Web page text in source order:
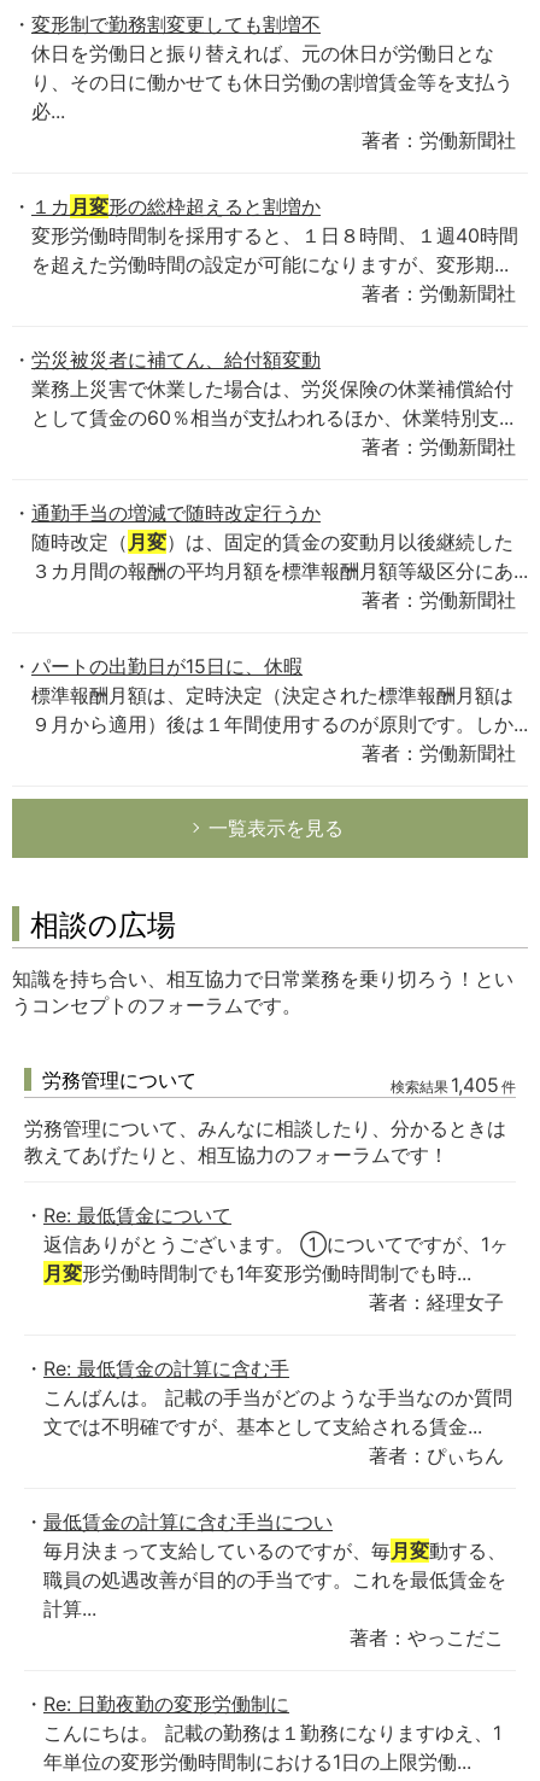
変形制で勤務割変更しても割増不
休日を労働日と振り替えれば、元の休日が労働日とな
り、その日に働かせても休日労働の割増賃金等を支払う
必...
著者：労働新聞社
１カ 月変形の総枠超えると割増か
変形労働時間制を採用すると、１日８時間、１週40時間
を超えた労働時間の設定が可能になりますが、変形期...
著者：労働新聞社
労災被災者に補てん、給付額変動
業務上災害で休業した場合は、労災保険の休業補償給付
として賃金の60％相当が支払われるほか、休業特別支...
著者：労働新聞社
通勤手当の増減で随時改定行うか
随時改定（ 月変）は、固定的賃金の変動月以後継続した
３カ月間の報酬の平均月額を標準報酬月額等級区分にあ...
著者：労働新聞社
パートの出勤日が15日に、休暇
標準報酬月額は、定時決定（決定された標準報酬月額は
９月から適用）後は１年間使用するのが原則です。しか...
著者：労働新聞社
一覧表示を見る
相談の広場
知識を持ち合い、相互協力で日常業務を乗り切ろう！とい
うコンセプトのフォーラムです。
労務管理について 検索結果 1,405 件
労務管理について、みんなに相談したり、分かるときは
教えてあげたりと、相互協力のフォーラムです！
Re: 最低賃金について
返信ありがとうございます。 ①についてですが、1ヶ
月変形労働時間制でも1年変形労働時間制でも時...
著者：経理女子
Re: 最低賃金の計算に含む手
こんばんは。 記載の手当がどのような手当なのか質問
文では不明確ですが、基本として支給される賃金...
著者：ぴぃちん
最低賃金の計算に含む手当につい
毎月決まって支給しているのですが、毎月変動する、
職員の処遇改善が目的の手当です。これを最低賃金を
計算...
著者：やっこだこ
Re: 日勤夜勤の変形労働制に
こんにちは。 記載の勤務は１勤務になりますゆえ、1
年単位の変形労働時間制における1日の上限労働...